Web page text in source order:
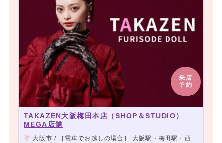
来店
予約
TAKAZEN大阪梅田本店（SHOP＆STUDIO）
MEGA店舗
大阪市 / ［電車でお越しの場合］ 大阪駅・梅田駅・西梅田駅より、地下通路から雨天の場合でも濡れることなくご来店いただけます。